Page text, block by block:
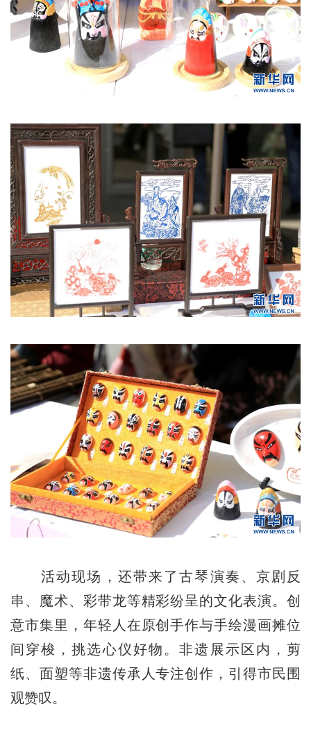
活动现场，还带来了古琴演奏、京剧反
串、魔术、彩带龙等精彩纷呈的文化表演。创
意市集里，年轻人在原创手作与手绘漫画摊位
间穿梭，挑选心仪好物。非遗展示区内，剪
纸、面塑等非遗传承人专注创作，引得市民围
观赞叹。